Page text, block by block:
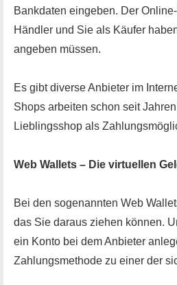
Bankdaten eingeben. Der
Händler und Sie als Käufer
angeben müssen.
Es gibt diverse Anbieter im
Shops arbeiten schon seit
Lieblingsshop als
Web Wallets – Die virtuellen
Bei den sogenannten Web
das Sie daraus ziehen können.
ein Konto bei dem Anbieter
Zahlungsmethode zu einer der